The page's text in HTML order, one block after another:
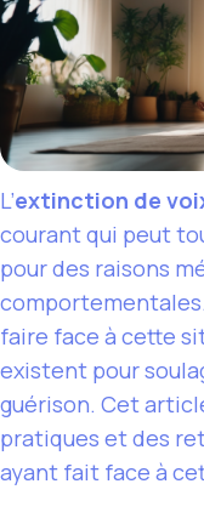
L’extinction de
courant qui peut
pour des raisons
faire face à cette
existent pour
guérison. Cet
pratiques et des
ayant fait face à